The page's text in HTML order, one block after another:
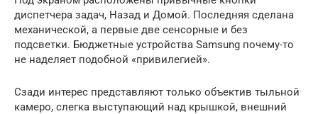
диспетчера задач, Назад и Домой. Последняя сделана
механической, а первые две сенсорные и без
подсветки. Бюджетные устройства Samsung почему-то
не наделяет подобной «привилегией».
Сзади интерес представляют только объектив тыльной
камеро, слегка выступающий над крышкой, внешний